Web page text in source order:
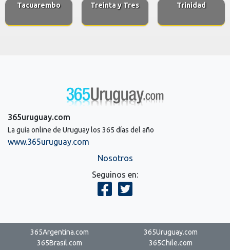
Tacuarembo Treinta y Tres Trinidad
365uruguay.com
La guía online de Uruguay los 365 días del año
www.365uruguay.com
Nosotros
Seguinos en:
365Argentina.com
365Uruguay.com
365Brasil.com
365Chile.com